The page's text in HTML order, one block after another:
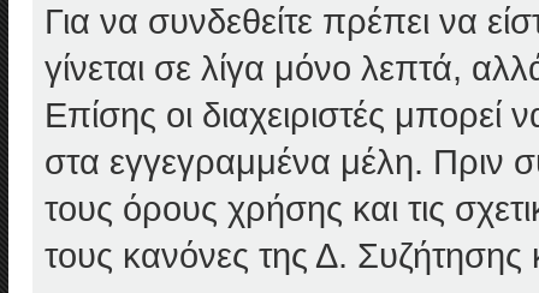
Για να συνδεθείτε πρέπει να
γίνεται σε λίγα μόνο λεπτά,
Επίσης οι διαχειριστές
στα εγγεγραμμένα μέλη. Πριν
τους όρους χρήσης και τις
τους κανόνες της Δ.